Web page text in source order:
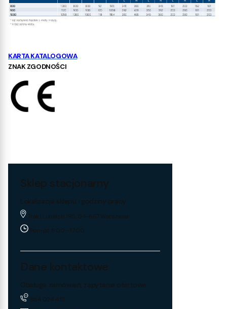
KARTA KATALOGOWA
ZNAK ZGODNOŚCI
Sklep stacjonarny
Lokalizacja sklepu i godziny pracy
Trakt Lubelski 195, 04-667 Warszawa
Pon-pt: 8:00 - 17:00
Dane kontaktowe
Obsługa zamówień, zapytania ofertowe
884 024 451